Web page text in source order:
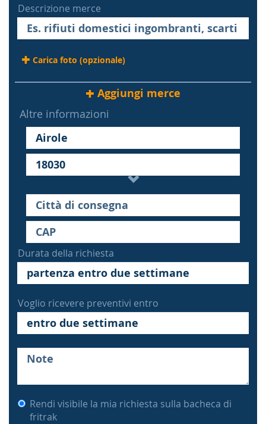
Descrizione merce
Carica foto (opzionale)
Aggiungi merce
Altre informazioni
Durata della richiesta
Voglio ricevere preventivi entro
Rendi visibile la mia richiesta sulla bacheca di
fritrak